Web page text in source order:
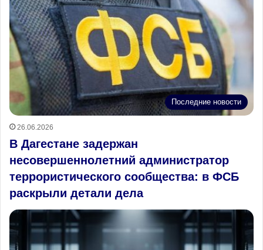
Последние новости
26.06.2026
В Дагестане задержан
несовершеннолетний администратор
террористического сообщества: в ФСБ
раскрыли детали дела